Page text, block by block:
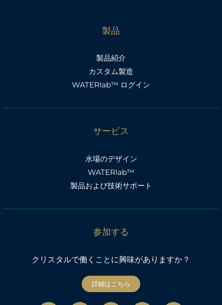
製品
製品紹介
カスタム製造
WATERlab™ ログイン
サービス
水場のデザイン
WATERlab™
製品および技術サポート
参加する
クリスタルで働くことに興味がありますか？
詳細はこちら